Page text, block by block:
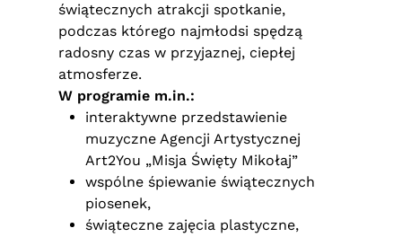
świątecznych atrakcji spotkanie,
podczas którego najmłodsi spędzą
radosny czas w przyjaznej, ciepłej
atmosferze.
W programie m.in.:
interaktywne przedstawienie
muzyczne Agencji Artystycznej
Art2You „Misja Święty Mikołaj”
wspólne śpiewanie świątecznych
piosenek,
świąteczne zajęcia plastyczne,